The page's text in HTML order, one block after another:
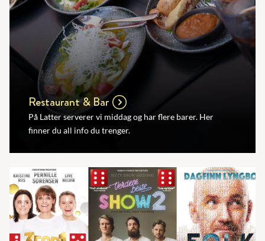
Restaurant & Bar
På Latter serverer vi middag og har flere barer. Her
finner du all info du trenger.